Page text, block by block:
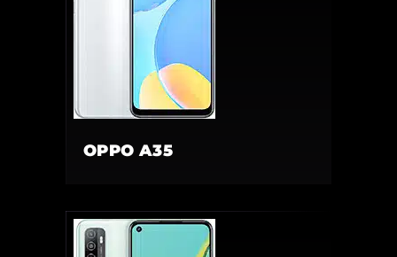
OPPO A35